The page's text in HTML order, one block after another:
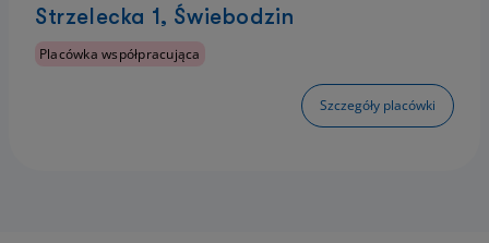
Strzelecka 1, Świebodzin
Placówka współpracująca
Szczegóły placówki